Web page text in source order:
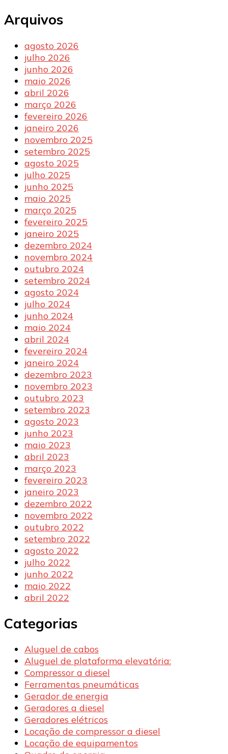
Arquivos
agosto 2026
julho 2026
junho 2026
maio 2026
abril 2026
março 2026
fevereiro 2026
janeiro 2026
novembro 2025
setembro 2025
agosto 2025
julho 2025
junho 2025
maio 2025
março 2025
fevereiro 2025
janeiro 2025
dezembro 2024
novembro 2024
outubro 2024
setembro 2024
agosto 2024
julho 2024
junho 2024
maio 2024
abril 2024
fevereiro 2024
janeiro 2024
dezembro 2023
novembro 2023
outubro 2023
setembro 2023
agosto 2023
junho 2023
maio 2023
abril 2023
março 2023
fevereiro 2023
janeiro 2023
dezembro 2022
novembro 2022
outubro 2022
setembro 2022
agosto 2022
julho 2022
junho 2022
maio 2022
abril 2022
Categorias
Aluguel de cabos
Aluguel de plataforma elevatória:
Compressor a diesel
Ferramentas pneumáticas
Gerador de energia
Geradores a diesel
Geradores elétricos
Locação de compressor a diesel
Locação de equipamentos